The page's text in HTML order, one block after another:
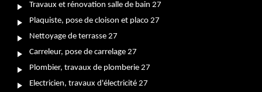
Travaux et rénovation salle de bain 27
Plaquiste, pose de cloison et placo 27
Nettoyage de terrasse 27
Carreleur, pose de carrelage 27
Plombier, travaux de plomberie 27
Electricien, travaux d'électricité 27